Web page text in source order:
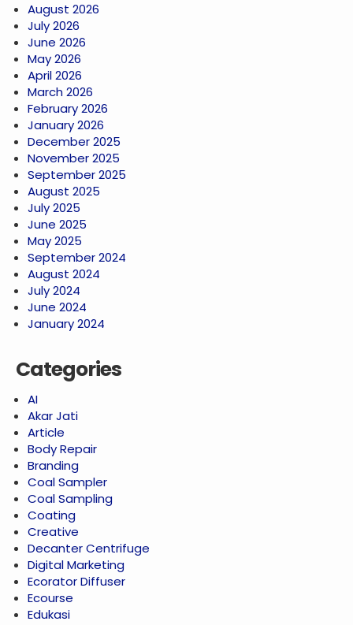
August 2026
July 2026
June 2026
May 2026
April 2026
March 2026
February 2026
January 2026
December 2025
November 2025
September 2025
August 2025
July 2025
June 2025
May 2025
September 2024
August 2024
July 2024
June 2024
January 2024
Categories
AI
Akar Jati
Article
Body Repair
Branding
Coal Sampler
Coal Sampling
Coating
Creative
Decanter Centrifuge
Digital Marketing
Ecorator Diffuser
Ecourse
Edukasi